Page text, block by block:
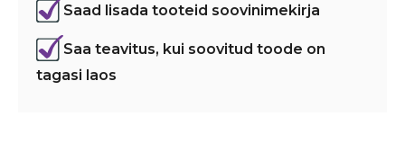
Saad lisada tooteid soovinimekirja
Saa teavitus, kui soovitud toode on
tagasi laos